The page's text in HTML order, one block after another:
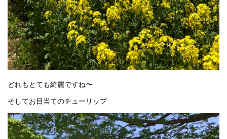
どれもとても綺麗ですね〜
そしてお目当てのチューリップ